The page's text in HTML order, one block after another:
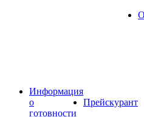
Информация
о
готовности
Прейскурант